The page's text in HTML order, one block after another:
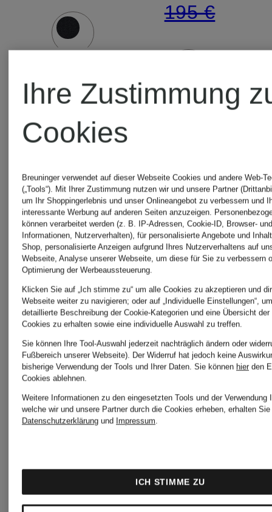
195 €
STONE
ISLAND
135 €
STONE
ISLAND
GHOST
Ihre Zustimmung
Cookies
Breuninger verwendet auf dieser Webseite Cookies und andere Web-
(„Tools“). Mit Ihrer Zustimmung nutzen wir und unsere Partner
um Ihr Shoppingerlebnis und unser Onlineangebot zu verbessern und
interessante Werbung auf anderen Seiten anzuzeigen.
können verarbeitet werden (z. B. IP-Adressen, Cookie-ID, Browser-
Informationen, Nutzerverhalten), für personalisierte Angebote und
Shop, personalisierte Anzeigen aufgrund Ihres Nutzerverhaltens auf
Webseite, Analyse unserer Webseite, um diese für Sie zu verbessern
Optimierung der Werbeaussteuerung.
Klicken Sie auf „Ich stimme zu“ um alle Cookies zu akzeptieren und
Webseite weiter zu navigieren; oder auf „Individuelle Einstellungen“,
detaillierte Beschreibung der Cookie-Kategorien und eine Übersicht
Cookies zu erhalten sowie eine individuelle Auswahl zu treffen.
Sie können Ihre Tool-Auswahl jederzeit nachträglich ändern oder
Fußbereich unserer Webseite). Der Widerruf hat jedoch keine
bisherige Verwendung der Tools und Ihrer Daten. Sie können hier den
Cookies ablehnen.
Weitere Informationen zu den eingesetzten Tools und der Verwendung
welche wir und unsere Partner durch die Cookies erheben, erhalten
Datenschutzerklärung und Impressum.
ICH STIMME ZU